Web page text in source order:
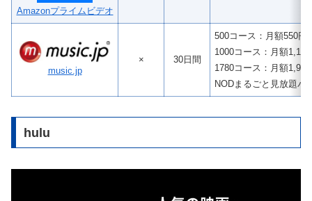
Amazonプライムビデオ
music.jp
× 30日間
500コース：月額550円
1000コース：月額
1780コース：月額
NODまるごと見放題パ
hulu